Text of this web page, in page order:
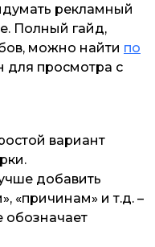
рекламный
Полный гайд,
можно найти по
для просмотра с
вариант
добавить
«причинам» и т.д. –
обозначает